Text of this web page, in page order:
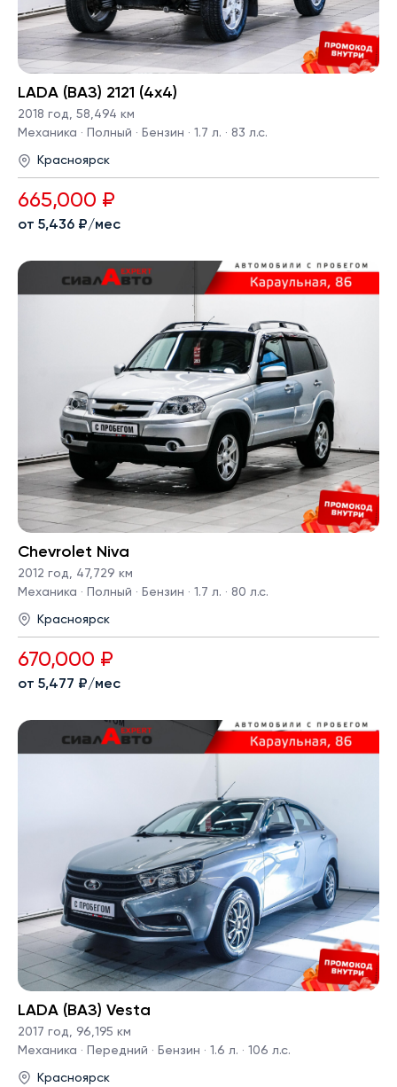
LADA (ВАЗ) 2121 (4x4)
2018 год, 58,494 км
Механика · Полный · Бензин · 1.7 л. · 83 л.с.
Красноярск
665,000 ₽
от 5,436 ₽/мес
Chevrolet Niva
2012 год
47,729 км
Механика · Полный · Бензин · 1.7 л. · 80 л.с.
Красноярск
670,000 ₽
от 5,477 ₽/мес
LADA (ВАЗ) Vesta
2017 год, 96,195 км
Механика · Передний · Бензин · 1.6 л. · 106 л.с.
Красноярск